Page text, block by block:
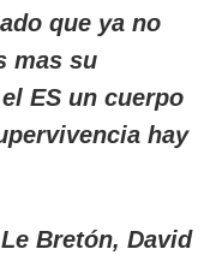
que ya no
mas su
ES un cuerpo
hay
Le Bretón, David